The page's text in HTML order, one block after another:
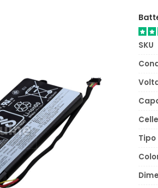
SKU
Celle